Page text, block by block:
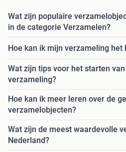
Wat zijn populaire
in de categorie Verzamelen?
Hoe kan ik mijn verzameling het
Wat zijn tips voor het starten
verzameling?
Hoe kan ik meer leren over de
verzamelobjecten?
Wat zijn de meest waardevolle
Nederland?